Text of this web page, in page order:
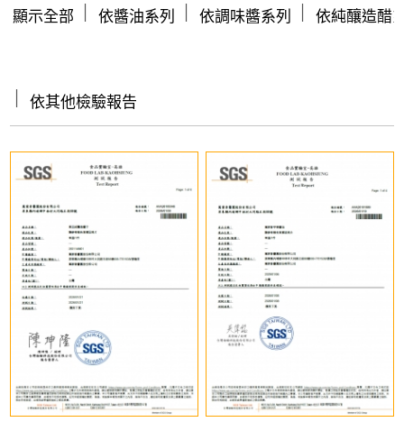
顯示全部 依醬油系列 依調味醬系列 依純釀造醋
依其他檢驗報告